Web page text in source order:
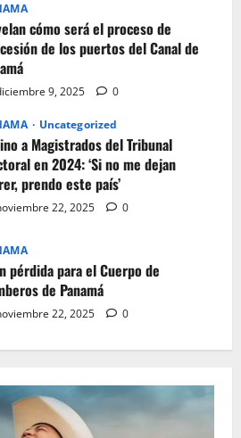
cómo será el proceso de
de los puertos del Canal de
9, 2025 0
Uncategorized
a Magistrados del Tribunal
en 2024: ‘Si no me dejan
prendo este país’
22, 2025 0
pérdida para el Cuerpo de
de Panamá
22, 2025 0